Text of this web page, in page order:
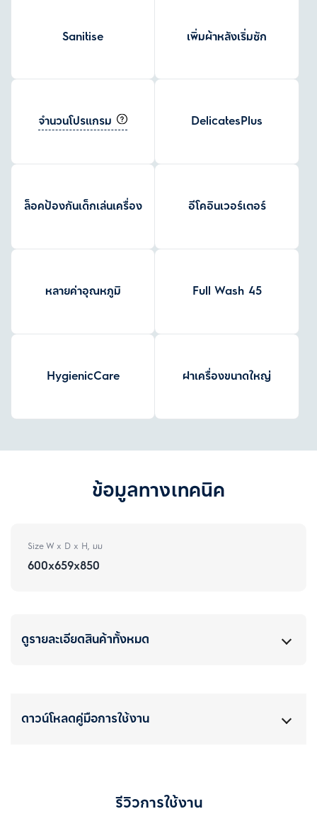
Sanitise เพิ่มผ้าหลังเริ่มซัก
จำนวนโปรแกรม DelicatesPlus
ล็อคป้องกันเด็กเล่นเครื่อง อีโคอินเวอร์เตอร์
หลายค่าอุณหภูมิ Full Wash 45
HygienicCare ฝาเครื่องขนาดใหญ่
ข้อมูลทางเทคนิค
Size W x D x H, มม
600x659x850
ดูรายละเอียดสินค้าทั้งหมด
ดาวน์โหลดคู่มือการใช้งาน
รีวิวการใช้งาน